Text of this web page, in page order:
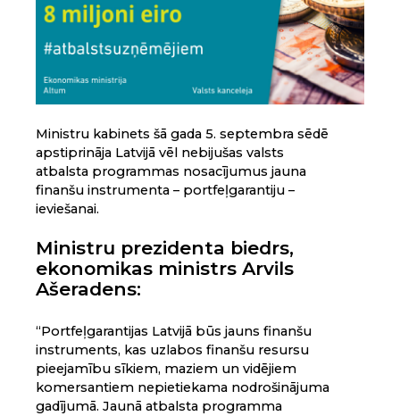
Ministru kabinets šā gada 5. septembra sēdē
apstiprināja Latvijā vēl nebijušas valsts
atbalsta programmas nosacījumus jauna
finanšu instrumenta – portfeļgarantiju –
ieviešanai.
Ministru prezidenta biedrs,
ekonomikas ministrs Arvils
Ašeradens:
“Portfeļgarantijas Latvijā būs jauns finanšu
instruments, kas uzlabos finanšu resursu
pieejamību sīkiem, maziem un vidējiem
komersantiem nepietiekama nodrošinājuma
gadījumā. Jaunā atbalsta programma